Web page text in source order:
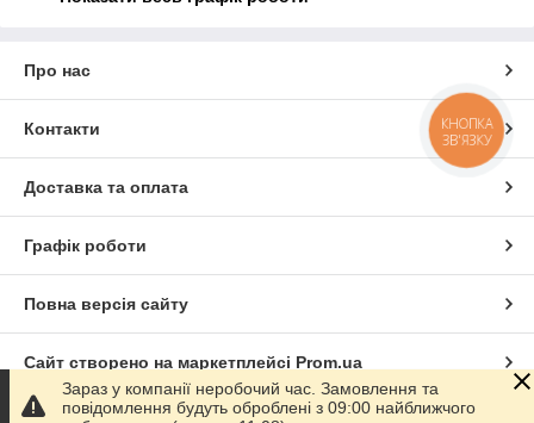
Про нас
Контакти
Доставка та оплата
Графік роботи
Повна версія сайту
Сайт створено на маркетплейсі Prom.ua
Зараз у компанії неробочий час. Замовлення та
повідомлення будуть оброблені з 09:00 найближчого
КНОПКА
ЗВ'ЯЗКУ